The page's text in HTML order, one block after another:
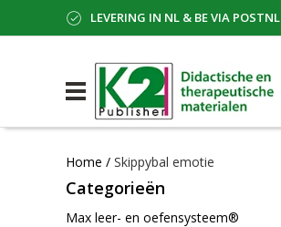
LEVERING IN NL & BE VIA POSTNL
Home / Skippybal emotie
Categorieën
Max leer- en oefensysteem®